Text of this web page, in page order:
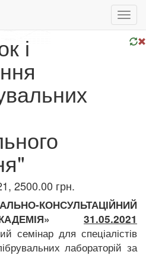
і
2500.00 грн.
КОНСУЛЬТАЦІЙНИЙ
31.05.2021
семінар для спеціалістів
лабораторій за